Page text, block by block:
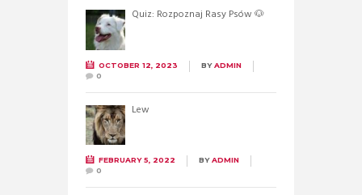
Quiz: Rozpoznaj Rasy Psów 🐶
OCTOBER 12, 2023 BYADMIN
0
Lew
FEBRUARY 5, 2022 BYADMIN
0